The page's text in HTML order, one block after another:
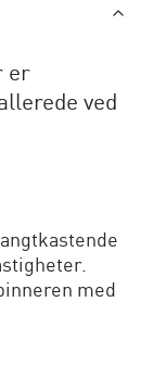
er
ved
med